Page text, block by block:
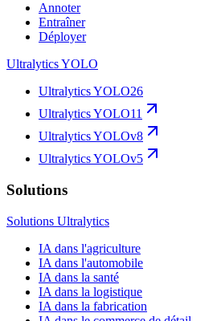
Annoter
Entraîner
Déployer
Ultralytics YOLO
Ultralytics YOLO26
Ultralytics YOLO11
Ultralytics YOLOv8
Ultralytics YOLOv5
Solutions
Solutions Ultralytics
IA dans l'agriculture
IA dans l'automobile
IA dans la santé
IA dans la logistique
IA dans la fabrication